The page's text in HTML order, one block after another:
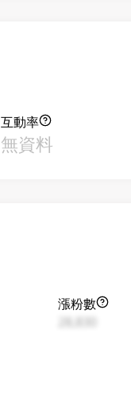
互動率
無資料
漲粉數